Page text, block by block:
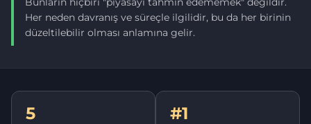
Her neden davranış ve süreçle ilgilidir, bu da her birinin
düzeltilebilir olması anlamına gelir.
5 #1